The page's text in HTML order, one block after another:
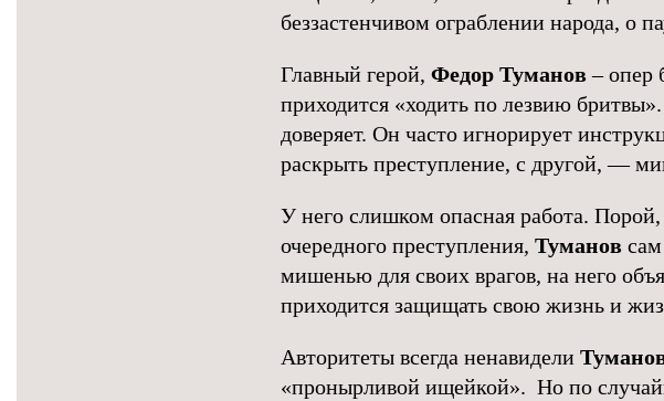
беззастенчивом ограблении народа, о
Главный герой, Федор Туманов– опер
приходится «ходить по лезвию бритвы».
доверяет. Он часто игнорирует
раскрыть преступление, с другой, —
У него слишком опасная работа. Порой,
очередного преступления, Туманов
мишенью для своих врагов, на него
приходится защищать свою жизнь и
Авторитеты всегда ненавидели
«пронырливой ищейкой». Но по